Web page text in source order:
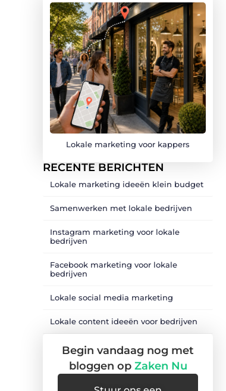
Lokale marketing voor kappers
RECENTE BERICHTEN
Lokale marketing ideeën klein budget
Samenwerken met lokale bedrijven
Instagram marketing voor lokale
bedrijven
Facebook marketing voor lokale
bedrijven
Lokale social media marketing
Lokale content ideeën voor bedrijven
Begin vandaag nog met
bloggen op Zaken Nu